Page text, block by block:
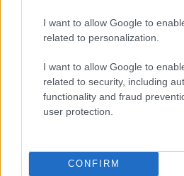
I want to allow Google to
related to personalization.
I want to allow Google to
related to security, including
functionality and fraud
user protection.
CONFIRM